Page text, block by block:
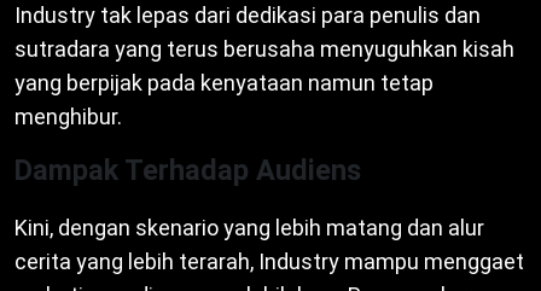
Industry tak lepas dari dedikasi para penulis dan
sutradara yang terus berusaha menyuguhkan kisah
yang berpijak pada kenyataan namun tetap
menghibur.
Dampak Terhadap Audiens
Kini, dengan skenario yang lebih matang dan alur
cerita yang lebih terarah, Industry mampu menggaet